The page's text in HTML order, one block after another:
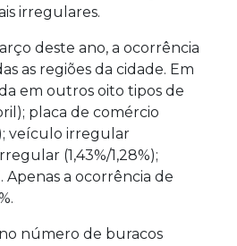
irregulares.
deste ano, a ocorrência
as regiões da cidade. Em
em outros oito tipos de
placa de comércio
veículo irregular
(1,43%/1,28%);
a ocorrência de
número de buracos